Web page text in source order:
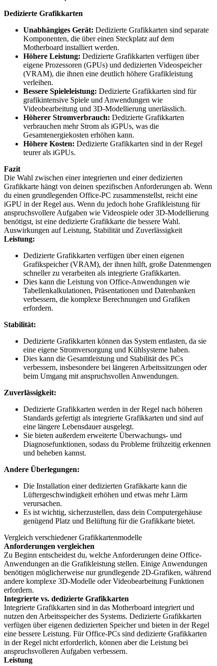
Dedizierte Grafikkarten
Unabhängiges Gerät: Dedizierte Grafikkarten sind separate
Komponenten, die über einen Steckplatz auf dem
Motherboard installiert werden.
Höhere Leistung: Dedizierte Grafikkarten verfügen über
eigene Prozessoren (GPUs) und dedizierten Videospeicher
(VRAM), die ihnen eine deutlich höhere Grafikleistung
verleihen.
Bessere Spieleleistung: Dedizierte Grafikkarten sind für
grafikintensive Spiele und Anwendungen wie
Videobearbeitung und 3D-Modellierung unerlässlich.
Höherer Stromverbrauch: Dedizierte Grafikkarten
verbrauchen mehr Strom als iGPUs, was die
Gesamtenergiekosten erhöhen kann.
Höhere Kosten: Dedizierte Grafikkarten sind in der Regel
teurer als iGPUs.
Fazit
Die Wahl zwischen einer integrierten und einer dedizierten
Grafikkarte hängt von deinen spezifischen Anforderungen ab. Wenn
du einen grundlegenden Office-PC zusammenstellst, reicht eine
iGPU in der Regel aus. Wenn du jedoch hohe Grafikleistung für
anspruchsvollere Aufgaben wie Videospiele oder 3D-Modellierung
benötigst, ist eine dedizierte Grafikkarte die bessere Wahl.
Auswirkungen auf Leistung, Stabilität und Zuverlässigkeit
Leistung:
Dedizierte Grafikkarten verfügen über einen eigenen
Grafikspeicher (VRAM), der ihnen hilft, große Datenmengen
schneller zu verarbeiten als integrierte Grafikkarten.
Dies kann die Leistung von Office-Anwendungen wie
Tabellenkalkulationen, Präsentationen und Datenbanken
verbessern, die komplexe Berechnungen und Grafiken
erfordern.
Stabilität:
Dedizierte Grafikkarten können das System entlasten, da sie
eine eigene Stromversorgung und Kühlsysteme haben.
Dies kann die Gesamtleistung und Stabilität des PCs
verbessern, insbesondere bei längeren Arbeitssitzungen oder
beim Umgang mit anspruchsvollen Anwendungen.
Zuverlässigkeit:
Dedizierte Grafikkarten werden in der Regel nach höheren
Standards gefertigt als integrierte Grafikkarten und sind auf
eine längere Lebensdauer ausgelegt.
Sie bieten außerdem erweiterte Überwachungs- und
Diagnosefunktionen, sodass du Probleme frühzeitig erkennen
und beheben kannst.
Andere Überlegungen:
Die Installation einer dedizierten Grafikkarte kann die
Lüftergeschwindigkeit erhöhen und etwas mehr Lärm
verursachen.
Es ist wichtig, sicherzustellen, dass dein Computergehäuse
genügend Platz und Belüftung für die Grafikkarte bietet.
Vergleich verschiedener Grafikkartenmodelle
Anforderungen vergleichen
Zu Beginn entscheidest du, welche Anforderungen deine Office-
Anwendungen an die Grafikleistung stellen. Einige Anwendungen
benötigen möglicherweise nur grundlegende 2D-Grafiken, während
andere komplexe 3D-Modelle oder Videobearbeitung Funktionen
erfordern.
Integrierte vs. dedizierte Grafikkarten
Integrierte Grafikkarten sind in das Motherboard integriert und
nutzen den Arbeitsspeicher des Systems. Dedizierte Grafikkarten
verfügen über eigenen dedizierten Speicher und bieten in der Regel
eine bessere Leistung. Für Office-PCs sind dedizierte Grafikkarten
in der Regel nicht erforderlich, können aber die Leistung bei
anspruchsvolleren Aufgaben verbessern.
Leistung